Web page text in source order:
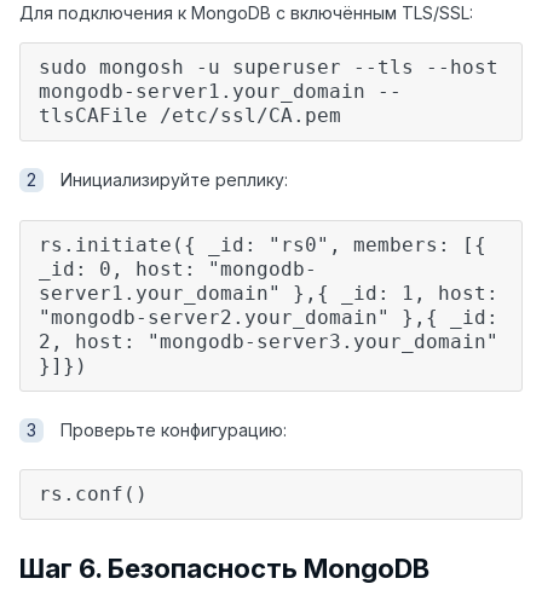
Для подключения к MongoDB с включённым TLS/SSL:
sudo mongosh -u superuser --tls --host
mongodb-server1.your_domain --
tlsCAFile /etc/ssl/CA.pem
Инициализируйте реплику:
rs.initiate({ _id: "rs0", members: [{
_id: 0, host: "mongodb-
server1.your_domain" },{ _id: 1, host:
"mongodb-server2.your_domain" },{ _id:
2, host: "mongodb-server3.your_domain"
}]})
Проверьте конфигурацию:
rs.conf()
Шаг 6. Безопасность MongoDB